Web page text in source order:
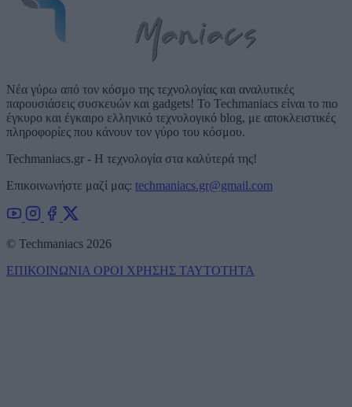
Νέα γύρω από τον κόσμο της τεχνολογίας και αναλυτικές
παρουσιάσεις συσκευών και gadgets! Το Techmaniacs είναι το πιο
έγκυρο και έγκαιρο ελληνικό τεχνολογικό blog, με αποκλειστικές
πληροφορίες που κάνουν τον γύρο του κόσμου.
Techmaniacs.gr - Η τεχνολογία στα καλύτερά της!
Επικοινωνήστε μαζί μας: techmaniacs.gr@gmail.com
© Techmaniacs 2026
ΕΠΙΚΟΙΝΩΝΙΑ ΟΡΟΙ ΧΡΗΣΗΣ ΤΑΥΤΟΤΗΤΑ